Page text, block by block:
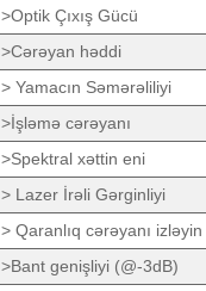
>Optik Çıxış Gücü
>Cərəyan həddi
> Yamacın Səmərəliliyi
>İşləmə cərəyanı
>Spektral xəttin eni
> Lazer İrəli Gərginliyi
> Qaranlıq cərəyanı izləyin
>Bant genişliyi (@-3dB)